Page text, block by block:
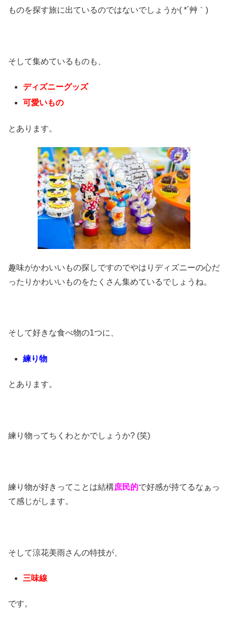
ものを探す旅に出ているのではないでしょうか( *´艸｀)
そして集めているものも、
ディズニーグッズ
可愛いもの
とあります。
趣味がかわいいもの探しですのでやはりディズニーの心だ
ったりかわいいものをたくさん集めているでしょうね。
そして好きな食べ物の1つに、
練り物
とあります。
練り物ってちくわとかでしょうか? (笑)
練り物が好きってことは結構庶民的で好感が持てるなぁっ
て感じがします。
そして涼花美雨さんの特技が、
三味線
です。